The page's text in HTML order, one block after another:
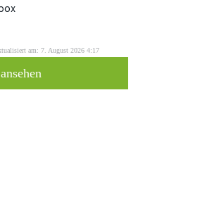
am: 7. August 2026 4:17